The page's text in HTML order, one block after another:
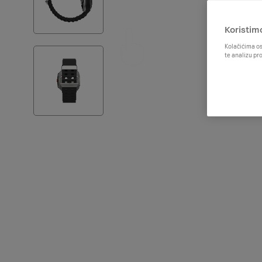
Kolačićima
te analizu